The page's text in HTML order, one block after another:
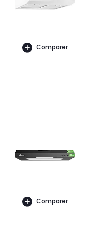
Comparer
Comparer